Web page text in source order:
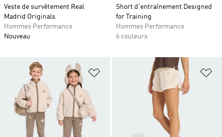
Veste de survêtement Real
Madrid Originals
Hommes Performance
Nouveau
Short d'entraînement Designed
for Training
Hommes Performance
6 couleurs
Ajouter à la Liste de produits